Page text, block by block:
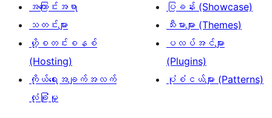
အကြောင်းအရာ
သတင်းများ
ဟို့စတင်းစနစ်
(Hosting)
ကိုယ်ရေးအချက်အလက်
လုံခြုံမှု
ပြခန်း (Showcase)
သီးမားများ (Themes)
ပလပ်အင်များ
(Plugins)
ပုံစံငယ်များ (Patterns)